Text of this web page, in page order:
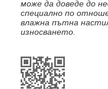
може да доведе до
специално по
влажна пътна
износването.